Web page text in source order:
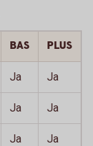
BAS PLUS
Ja Ja
Ja Ja
Ja Ja